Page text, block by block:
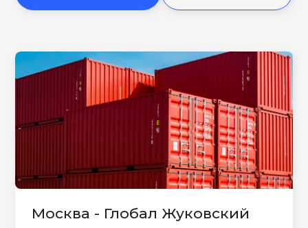
Москва - Глобал Жуковский